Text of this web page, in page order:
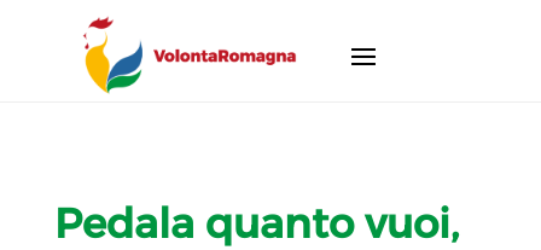
Pedala quanto vuoi,